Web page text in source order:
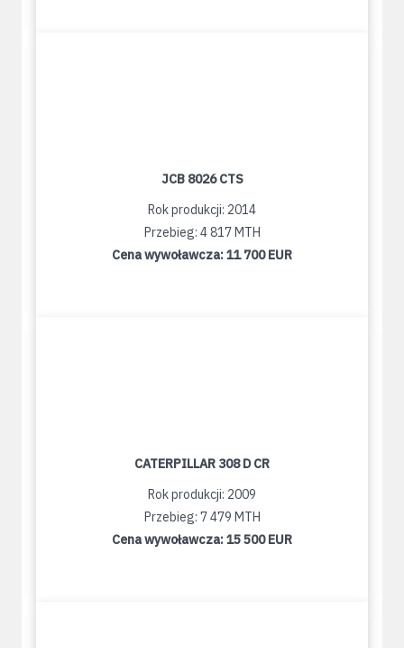
JCB 8026 CTS
Rok produkcji: 2014
Przebieg: 4 817 MTH
Cena wywoławcza:11 700 EUR
CATERPILLAR 308 D CR
Rok produkcji: 2009
Przebieg: 7 479 MTH
Cena wywoławcza:15 500 EUR